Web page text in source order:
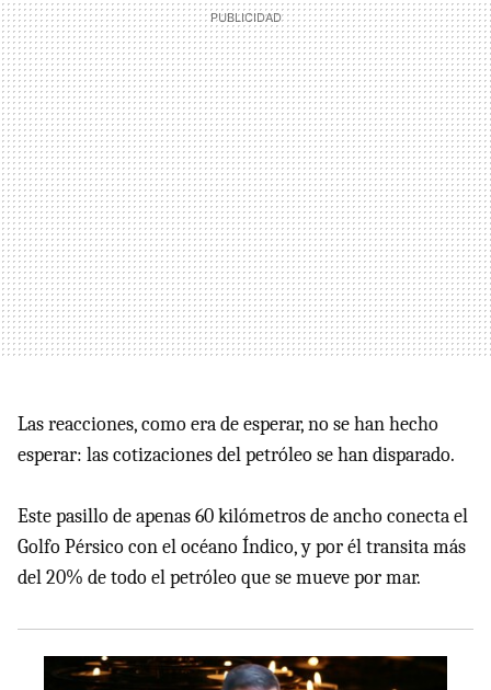
Las reacciones, como era de esperar, no se han hecho
esperar: las cotizaciones del petróleo se han disparado.
Este pasillo de apenas 60 kilómetros de ancho conecta el
Golfo Pérsico con el océano Índico, y por él transita más
del 20% de todo el petróleo que se mueve por mar.